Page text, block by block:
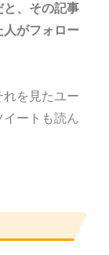
と、その記事
人がフォロー
を見たユー
ートも読ん